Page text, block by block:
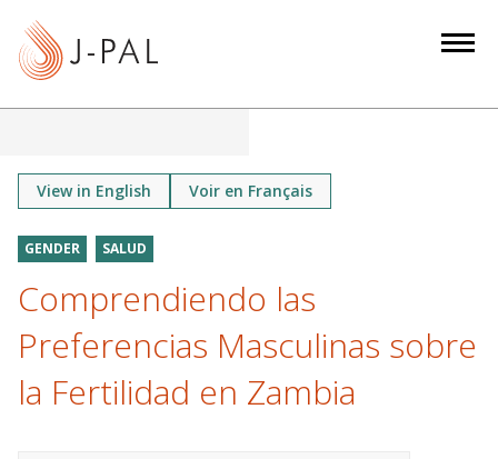
View in English Voir en Français
GENDER SALUD
Comprendiendo las
Preferencias Masculinas sobre
la Fertilidad en Zambia